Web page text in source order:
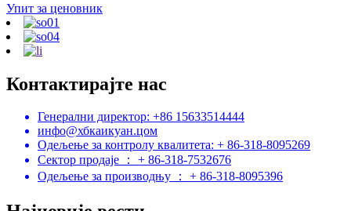
Упит за ценовник
Контактирајте нас
Генерални директор: +86 15633514444
инфо@хбкаикуан.цом
Одељење за контролу квалитета: + 86-318-8095269
Сектор продаје ： + 86-318-7532676
Одељење за производњу ： + 86-318-8095396